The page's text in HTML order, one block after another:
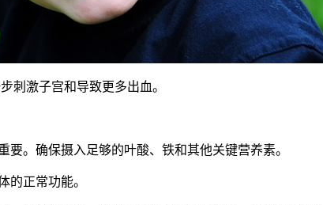
激子宫和导致更多出血。
。确保摄入足够的叶酸、铁和其他关键营养素。
正常功能。